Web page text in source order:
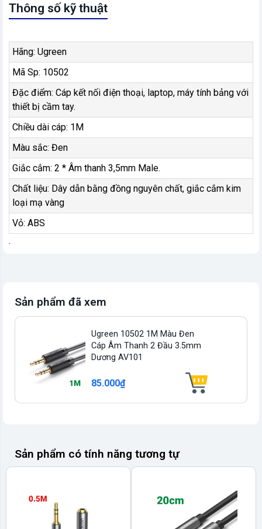
Thông số kỹ thuật
Hãng: Ugreen
Mã Sp: 10502
Đặc điểm: Cáp kết nối điện thoại, laptop, máy tính bảng với
thiết bị cầm tay.
Chiều dài cáp: 1M
Màu sắc: Đen
Giắc cắm: 2 * Âm thanh 3,5mm Male.
Chất liệu: Dây dẫn bằng đồng nguyên chất, giắc cắm kim
loại mạ vàng
Vỏ: ABS
.
Sản phẩm đã xem
Ugreen 10502 1M Màu Đen
Cáp Âm Thanh 2 Đầu 3.5mm
Dương AV101
85.000₫
Sản phẩm có tính năng tương tự